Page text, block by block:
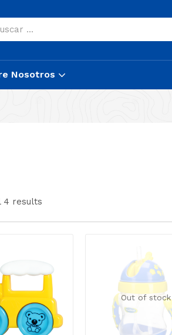
Nosotros
4 results
Out of stock